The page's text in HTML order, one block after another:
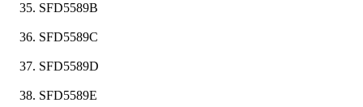
SFD5589B
SFD5589C
SFD5589D
SFD5589E